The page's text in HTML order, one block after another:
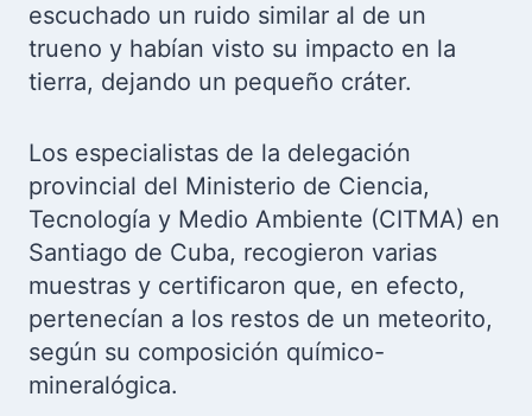
escuchado un ruido similar al de un
trueno y habían visto su impacto en la
tierra, dejando un pequeño cráter.
Los especialistas de la delegación
provincial del Ministerio de Ciencia,
Tecnología y Medio Ambiente (CITMA) en
Santiago de Cuba, recogieron varias
muestras y certificaron que, en efecto,
pertenecían a los restos de un meteorito,
según su composición químico-
mineralógica.